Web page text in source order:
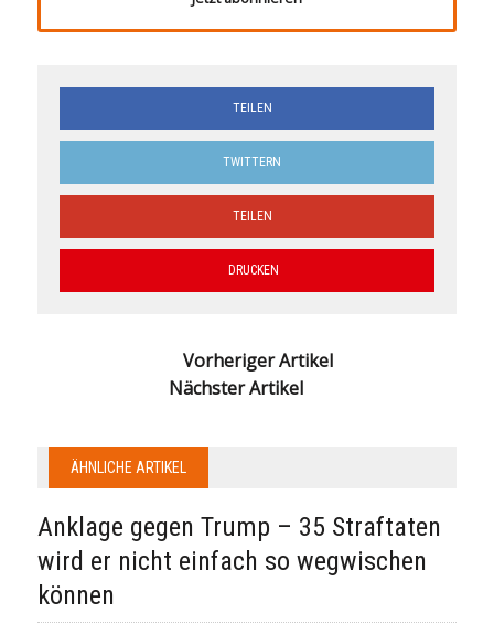
TEILEN
TWITTERN
TEILEN
DRUCKEN
Vorheriger Artikel
Nächster Artikel
ÄHNLICHE ARTIKEL
Anklage gegen Trump – 35 Straftaten
wird er nicht einfach so wegwischen
können